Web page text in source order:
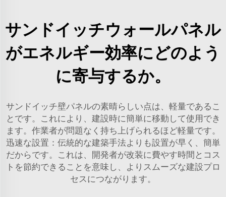
サンドイッチウォールパネル
がエネルギー効率にどのよう
に寄与するか。
サンドイッチ壁パネルの素晴らしい点は、軽量であるこ
とです。これにより、建設時に簡単に移動して使用でき
ます。作業者が問題なく持ち上げられるほど軽量です。
迅速な設置：伝統的な建築手法よりも設置が早く、簡単
だからです。これは、開発者が改装に費やす時間とコス
トを節約できることを意味し、よりスムーズな建設プロ
セスにつながります。